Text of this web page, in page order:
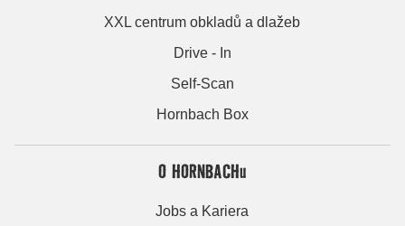
XXL centrum obkladů a dlažeb
Drive - In
Self-Scan
Hornbach Box
O HORNBACHu
Jobs a Kariera